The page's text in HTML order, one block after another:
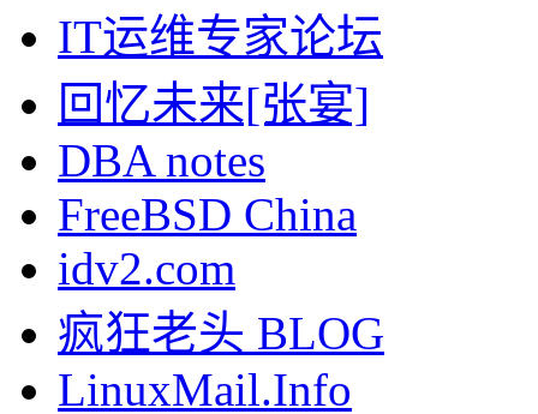
IT运维专家论坛
回忆未来[张宴]
DBA notes
FreeBSD China
idv2.com
疯狂老头 BLOG
LinuxMail.Info